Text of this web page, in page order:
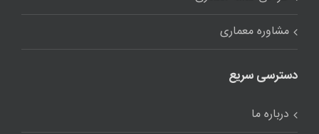
مشاوره معماری
دسترسی سریع
درباره ما